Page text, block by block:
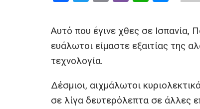
ce
b
o
k
tt
er
ail er at
s
p
se
n
Αυτό που έγινε χθες σε Ισπανία,
ευάλωτοι είμαστε εξαιτίας της
τεχνολογία.
Δέσμιοι, αιχμάλωτοι
σε λίγα δευτερόλεπτα σε άλλες